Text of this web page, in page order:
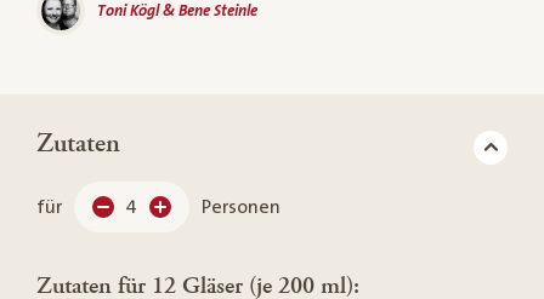
Toni Kögl & Bene Steinle
Zutaten
für 4 Personen
Zutaten für 12 Gläser (je 200 ml):